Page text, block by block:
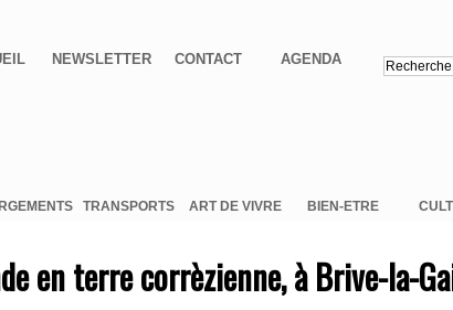
NEWSLETTER CONTACT AGENDA
TRANSPORTS ART DE VIVRE BIEN-ETRE
en terre corrèzienne, à Brive-la-